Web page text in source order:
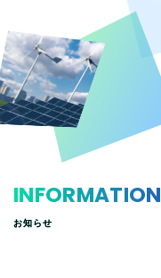
INFORMATION
お知らせ